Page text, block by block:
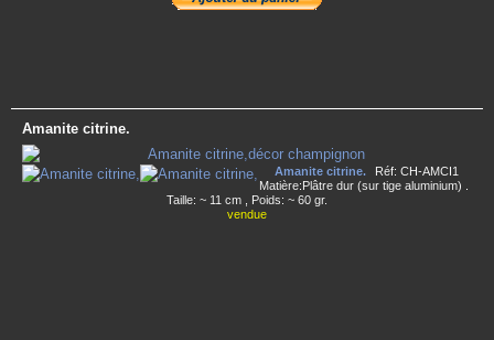
Amanite citrine.
Amanite citrine.
Réf: CH-AMCI1
Matière:Plâtre dur (sur tige aluminium) .
Taille: ~ 11 cm , Poids: ~ 60 gr.
vendue